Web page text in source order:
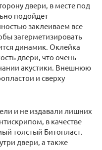
двери, в месте под
подойдет
заклеиваем все
загерметизировать
динамик. Оклейка
двери, что очень
акустики. Внешнюю
и сверху
и не издавали лишних
в качестве
толстый Битопласт.
двери, а также